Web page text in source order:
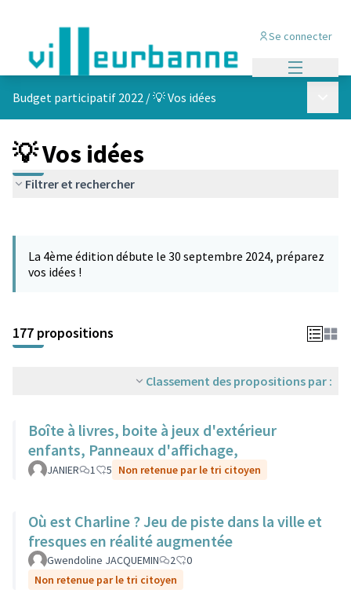
Se connecter
Budget participatif 2022 /💡 Vos idées
💡 Vos idées
Filtrer et rechercher
−
La 4ème édition débute le 30 septembre 2024, préparez
vos idées !
177 propositions
Classement des propositions par :
Boîte à livres, boite à jeux d'extérieur
enfants, Panneaux d'affichage,
JANIER 1 5 Non retenue par le tri citoyen
Où est Charline ? Jeu de piste dans la ville et
fresques en réalité augmentée
Gwendoline JACQUEMIN 2
0
Non retenue par le tri citoyen